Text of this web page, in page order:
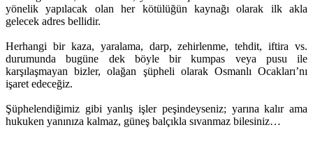
yönelik yapılacak olan her kötülüğün kaynağı olarak ilk akla
gelecek adres bellidir.
Herhangi bir kaza, yaralama, darp, zehirlenme, tehdit, iftira vs.
durumunda bugüne dek böyle bir kumpas veya pusu ile
karşılaşmayan bizler, olağan şüpheli olarak Osmanlı Ocakları’nı
işaret edeceğiz.
Şüphelendiğimiz gibi yanlış işler peşindeyseniz; yarına kalır ama
hukuken yanınıza kalmaz, güneş balçıkla sıvanmaz bilesiniz…